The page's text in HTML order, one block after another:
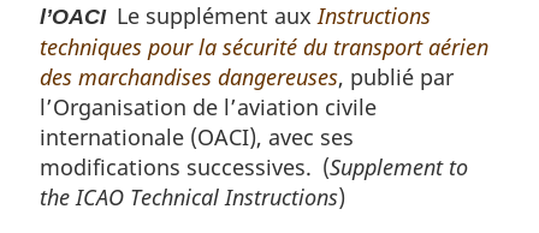
l’OACILe supplément auxInstructions
techniques pour la sécurité du transport aérien
des marchandises dangereuses, publié par
l’Organisation de l’aviation civile
internationale (OACI), avec ses
modifications successives. (Supplement to
the ICAO Technical Instructions)